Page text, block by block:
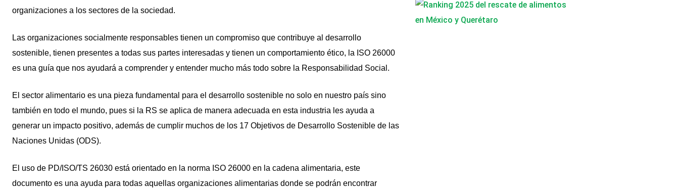
organizaciones a los sectores de la sociedad.
Las organizaciones socialmente responsables tienen un compromiso que contribuye al desarrollo
sostenible, tienen presentes a todas sus partes interesadas y tienen un comportamiento ético, la ISO 26000
es una guía que nos ayudará a comprender y entender mucho más todo sobre la Responsabilidad Social.
El sector alimentario es una pieza fundamental para el desarrollo sostenible no solo en nuestro país sino
también en todo el mundo, pues si la RS se aplica de manera adecuada en esta industria les ayuda a
generar un impacto positivo, además de cumplir muchos de los 17 Objetivos de Desarrollo Sostenible de las
Naciones Unidas (ODS).
El uso de PD/ISO/TS 26030 está orientado en la norma ISO 26000 en la cadena alimentaria, este
documento es una ayuda para todas aquellas organizaciones alimentarias donde se podrán encontrar